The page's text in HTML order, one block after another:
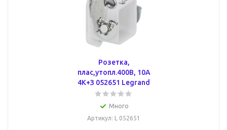
Розетка,
плас,утопл.400В, 10А
4К+З 052651 Legrand
Много
Артикул: L 052651